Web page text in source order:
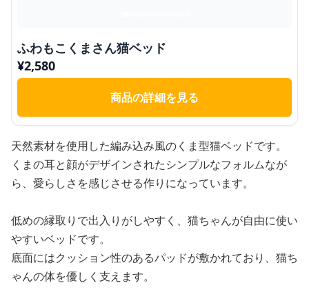
ふわもこくまさん猫ベッド
¥2,580
商品の詳細を見る
天然素材を使用した編み込み風のくま型猫ベッドです。
くまの耳と顔がデザインされたシンプルなフォルムなが
ら、愛らしさを感じさせる作りになっています。
低めの縁取りで出入りがしやすく、猫ちゃんが自由に使い
やすいベッドです。
底面にはクッション性のあるパッドが敷かれており、猫ち
ゃんの体を優しく支えます。